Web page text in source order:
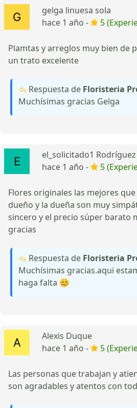
gelga linuesa sola
hace 1 año -
5
Plamtas y arreglos muy bien de
un trato excelente
Respuesta de Floristeria
Muchísimas gracias Gelga
el_solicitado1
hace 1 año -
5
Flores originales las mejores
dueño y la dueña son muy
sincero y el precio súper barato
gracias
Respuesta de Floristeria
Muchísimas gracias.aqui
haga falta 😊
Alexis Duque
hace 1 año -
5
Las personas que trabajan y
son agradables y atentos con